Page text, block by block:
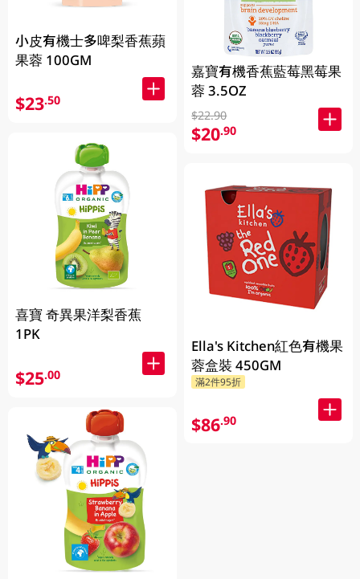
小皮有機士多啤梨香蕉蘋
果蓉 100GM
$23.50
喜寶 奇異果洋梨香蕉
1PK
$25.00
嘉寶有機香蕉藍莓黑莓果
蓉 3.5OZ
$22.90
$20.90
Ella's Kitchen紅色有機果
蓉盒裝 450GM
滿2件95折
$86.90